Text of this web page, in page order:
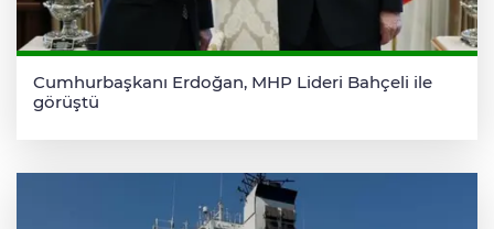
Cumhurbaşkanı Erdoğan, MHP Lideri Bahçeli ile
görüştü